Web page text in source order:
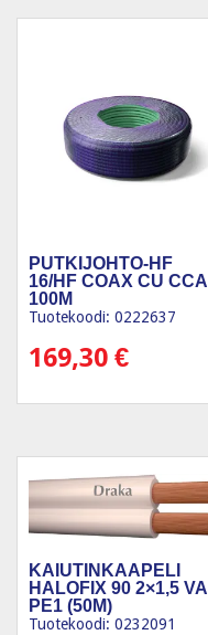
PUTKIJOHTO-HF
16/HF COAX CU CCA
100M
Tuotekoodi: 0222637
169,30 €
KAIUTINKAAPELI
HALOFIX 90 2×1,5 VA
PE1 (50M)
Tuotekoodi: 0232091